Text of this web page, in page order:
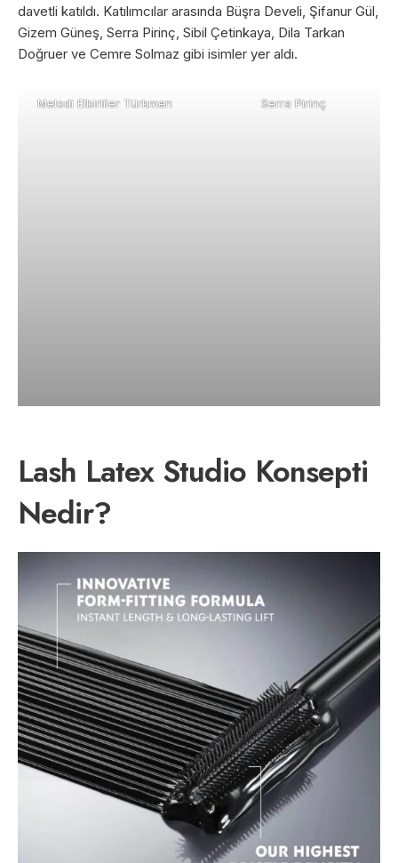
davetli katıldı. Katılımcılar arasında Büşra Develi, Şifanur Gül,
Gizem Güneş, Serra Pirinç, Sibil Çetinkaya, Dila Tarkan
Doğruer ve Cemre Solmaz gibi isimler yer aldı.
Melodi Elbirliler Türkmen Serra Pirinç
Lash Latex Studio Konsepti
Nedir?